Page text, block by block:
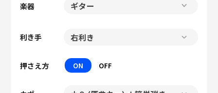
楽器
利き手
押さえ方 ON OFF